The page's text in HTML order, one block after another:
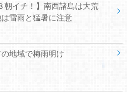
朝イチ！】南西諸島は大荒
雷雨と猛暑に注意
地域で梅雨明け